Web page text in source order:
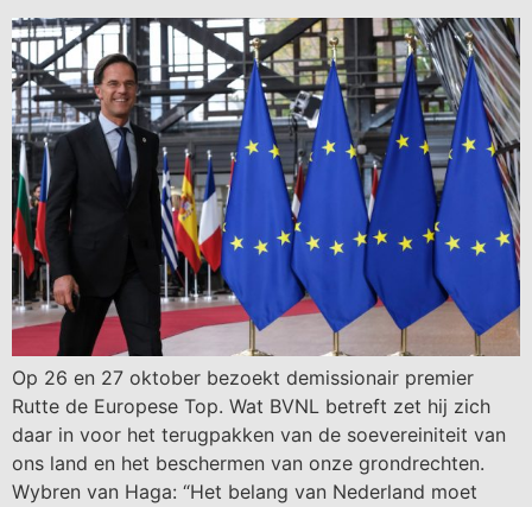
Op 26 en 27 oktober bezoekt demissionair premier
Rutte de Europese Top. Wat BVNL betreft zet hij zich
daar in voor het terugpakken van de soevereiniteit van
ons land en het beschermen van onze grondrechten.
Wybren van Haga: “Het belang van Nederland moet